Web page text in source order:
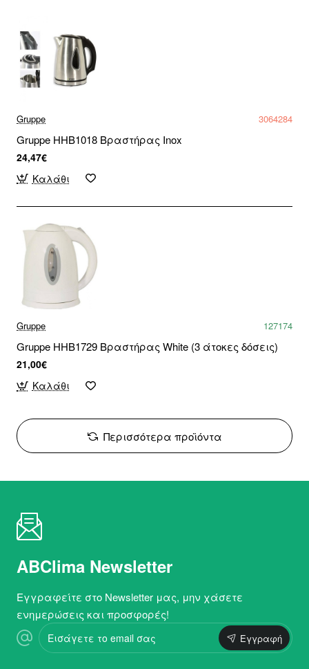
Gruppe 3064284
Gruppe HHB1018 Βραστήρας Inox
24,47€
Καλάθι
Gruppe 127174
Gruppe HHB1729 Βραστήρας White (3 άτοκες δόσεις)
21,00€
Καλάθι
Περισσότερα προϊόντα
ABClima Newsletter
Εγγραφείτε στο Newsletter μας, μην χάσετε
ενημερώσεις και προσφορές!
Εισάγετε
το
email
Εγγραφή